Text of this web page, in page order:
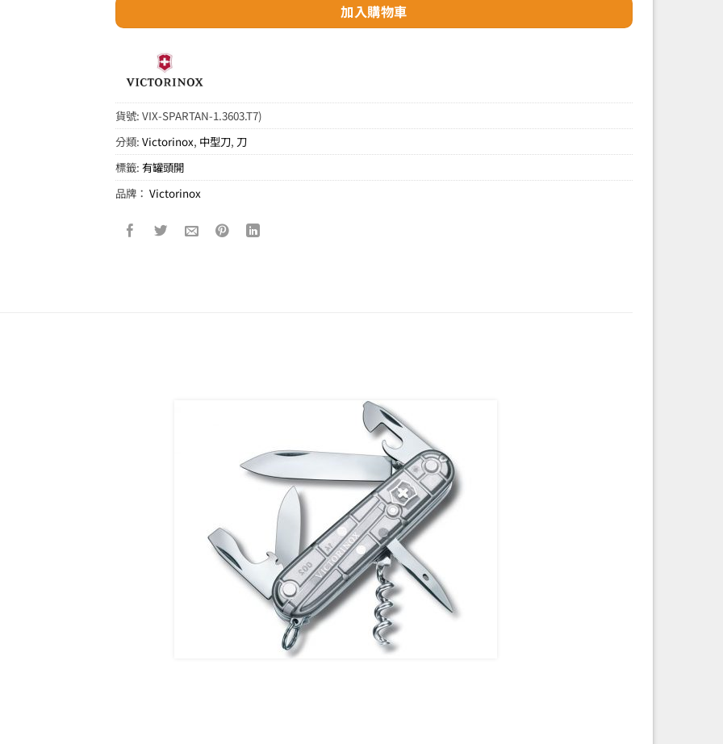
加入購物車
貨號:VIX-SPARTAN-1.3603.T7)
分類:Victorinox, 中型刀, 刀
標籤:有罐頭開
品牌：Victorinox